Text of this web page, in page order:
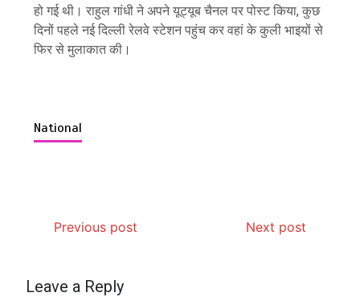
हो गई थी। राहुल गांधी ने अपने यूट्यूब चैनल पर पोस्ट किया, कुछ
दिनों पहले नई दिल्ली रेलवे स्टेशन पहुंच कर वहां के कुली भाइयों से
फिर से मुलाकात की।
National
Previous post Next post
Leave a Reply